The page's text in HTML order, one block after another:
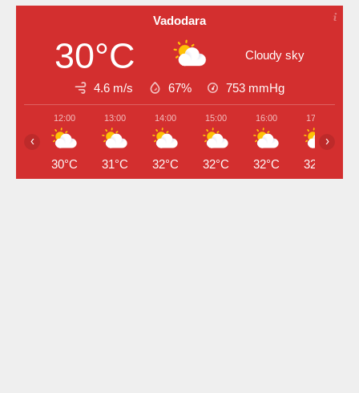
Vadodara
30°C Cloudy sky
4.6 m/s 67% 753 mmHg
12:00
30°C
13:00
31°C
14:00
32°C
15:00
32°C
16:00
32°C
17:00
32°C
‹ ›